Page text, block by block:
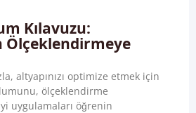
Kılavuzu:
altyapınızı optimize etmek için
ölçeklendirme
uygulamaları öğrenin